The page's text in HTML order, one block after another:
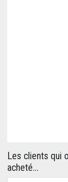
Les clients qui
acheté...